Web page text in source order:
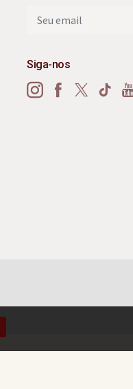
Siga-nos